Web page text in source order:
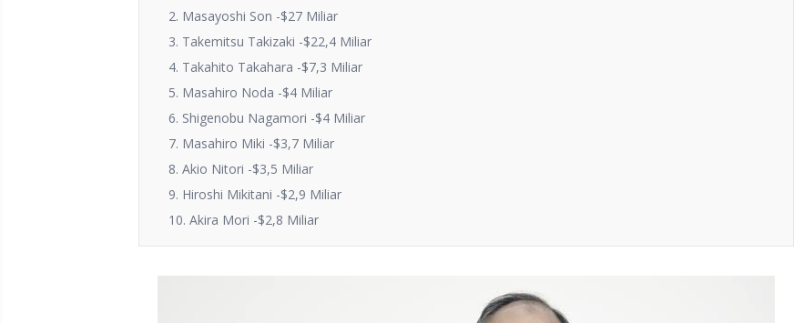
2. Masayoshi Son -$27 Miliar
3. Takemitsu Takizaki -$22,4 Miliar
4. Takahito Takahara -$7,3 Miliar
5. Masahiro Noda -$4 Miliar
6. Shigenobu Nagamori -$4 Miliar
7. Masahiro Miki -$3,7 Miliar
8. Akio Nitori -$3,5 Miliar
9. Hiroshi Mikitani -$2,9 Miliar
10. Akira Mori -$2,8 Miliar